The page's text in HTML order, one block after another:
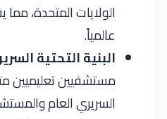
الولايات المتحدة، مما
عالمياً.
البنية التحتية
مستشفيين تعليميين
السريري العام